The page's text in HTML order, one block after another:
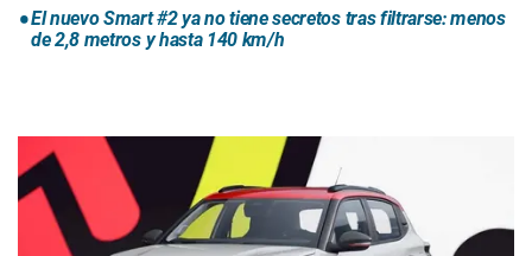
El nuevo Smart #2 ya no tiene secretos tras filtrarse: menos
de 2,8 metros y hasta 140 km/h